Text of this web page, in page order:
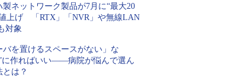
製ネットワーク製品が7月に“最大20
上げ 「RTX」「NVR」や無線LAN
対象
バを置けるスペースがない」な
に作ればいい――病院が悩んで選ん
とは？